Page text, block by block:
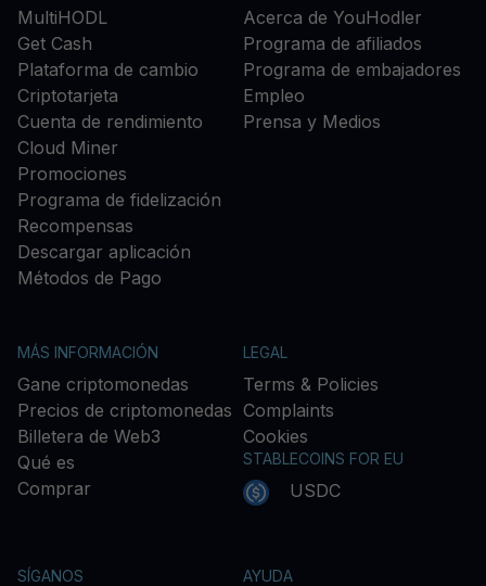
MultiHODL
Get Cash
Plataforma de cambio
Criptotarjeta
Cuenta de rendimiento
Cloud Miner
Promociones
Programa de fidelización
Recompensas
Descargar aplicación
Métodos de Pago
Acerca de YouHodler
Programa de afiliados
Programa de embajadores
Empleo
Prensa y Medios
MÁS INFORMACIÓN
Gane criptomonedas
Precios de criptomonedas
Billetera de Web3
Qué es
Comprar
LEGAL
Terms & Policies
Complaints
Cookies
STABLECOINS FOR EU
USDC
SÍGANOS AYUDA